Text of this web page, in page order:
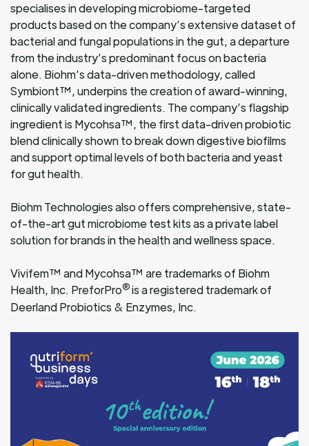
specialises in developing microbiome-targeted
products based on the company’s extensive dataset of
bacterial and fungal populations in the gut, a departure
from the industry’s predominant focus on bacteria
alone. Biohm’s data-driven methodology, called
Symbiont™, underpins the creation of award-winning,
clinically validated ingredients. The company’s flagship
ingredient is Mycohsa™, the first data-driven probiotic
blend clinically shown to break down digestive biofilms
and support optimal levels of both bacteria and yeast
for gut health.
Biohm Technologies also offers comprehensive, state-
of-the-art gut microbiome test kits as a private label
solution for brands in the health and wellness space.
Vivifem™ and Mycohsa™ are trademarks of Biohm
Health, Inc. PreforPro®is a registered trademark of
Deerland Probiotics & Enzymes, Inc.